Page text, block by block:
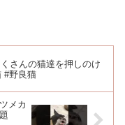
さんの猫達を押しのけ
#野良猫
メカ